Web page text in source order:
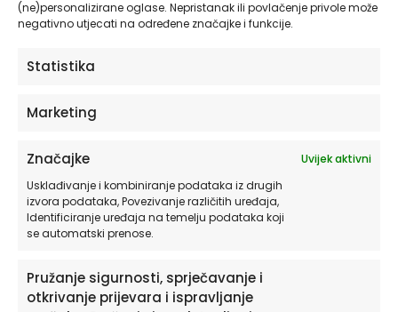
(ne)personalizirane oglase. Nepristanak ili povlačenje privole može
negativno utjecati na određene značajke i funkcije.
Statistika
Marketing
Značajke
Uvijek aktivni
Usklađivanje i kombiniranje podataka iz drugih
izvora podataka, Povezivanje različitih uređaja,
Identificiranje uređaja na temelju podataka koji
se automatski prenose.
Pružanje sigurnosti, sprječavanje i
otkrivanje prijevara i ispravljanje
WIld? – Zidna tapeta za dječju sobu –
Morate biti
Povezani proizvodi